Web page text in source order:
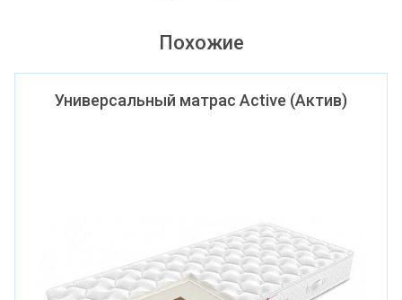
Похожие
Универсальный матрас Active (Актив)